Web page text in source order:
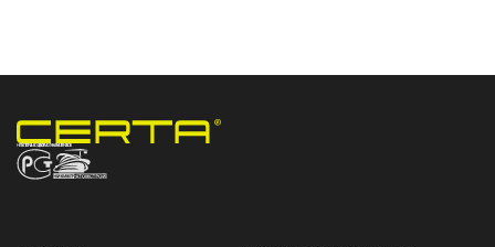
НПП «СПЕКТР» ЗАВОД ЛАКОКРАСОЧНЫХ МАТЕРИАЛОВ